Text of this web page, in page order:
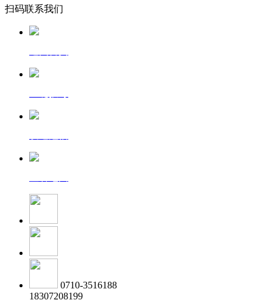
扫码联系我们
0710-3516188
18307208199